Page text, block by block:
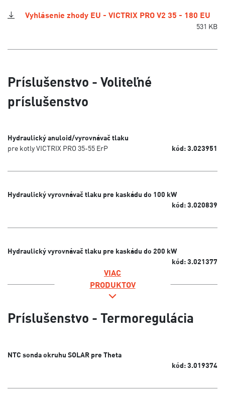
Vyhlásenie zhody EU - VICTRIX PRO V2 35 - 180 EU
531 KB
Príslušenstvo - Voliteľné
príslušenstvo
Hydraulický anuloid/vyrovnávač tlaku
pre kotly VICTRIX PRO 35-55 ErP
kód: 3.023951
Hydraulický vyrovnávač tlaku pre kaskádu do 100 kW
kód: 3.020839
Hydraulický vyrovnávač tlaku pre kaskádu do 200 kW
kód: 3.021377
VIAC
PRODUKTOV
Príslušenstvo - Termoregulácia
NTC sonda okruhu SOLAR pre Theta
kód: 3.019374